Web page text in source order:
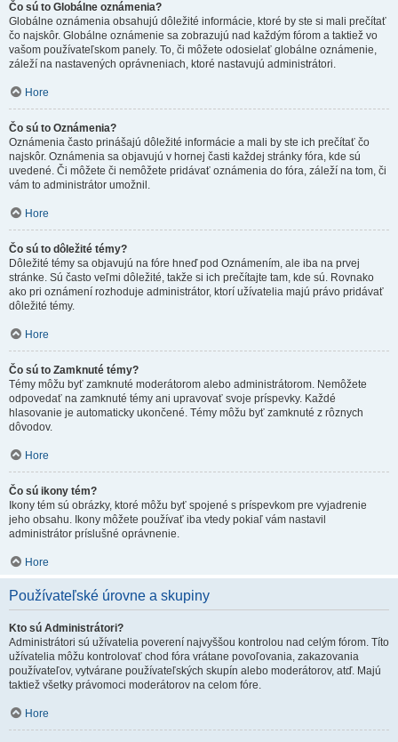
Čo sú to Globálne oznámenia?
Globálne oznámenia obsahujú dôležité informácie, ktoré by ste si mali prečítať
čo najskôr. Globálne oznámenie sa zobrazujú nad každým fórom a taktiež vo
vašom používateľskom panely. To, či môžete odosielať globálne oznámenie,
záleží na nastavených oprávneniach, ktoré nastavujú administrátori.
Hore
Čo sú to Oznámenia?
Oznámenia často prinášajú dôležité informácie a mali by ste ich prečítať čo
najskôr. Oznámenia sa objavujú v hornej časti každej stránky fóra, kde sú
uvedené. Či môžete či nemôžete pridávať oznámenia do fóra, záleží na tom, či
vám to administrátor umožnil.
Hore
Čo sú to dôležité témy?
Dôležité témy sa objavujú na fóre hneď pod Oznámením, ale iba na prvej
stránke. Sú často veľmi dôležité, takže si ich prečítajte tam, kde sú. Rovnako
ako pri oznámení rozhoduje administrátor, ktorí užívatelia majú právo pridávať
dôležité témy.
Hore
Čo sú to Zamknuté témy?
Témy môžu byť zamknuté moderátorom alebo administrátorom. Nemôžete
odpovedať na zamknuté témy ani upravovať svoje príspevky. Každé
hlasovanie je automaticky ukončené. Témy môžu byť zamknuté z rôznych
dôvodov.
Hore
Čo sú ikony tém?
Ikony tém sú obrázky, ktoré môžu byť spojené s príspevkom pre vyjadrenie
jeho obsahu. Ikony môžete používať iba vtedy pokiaľ vám nastavil
administrátor príslušné oprávnenie.
Hore
Používateľské úrovne a skupiny
Kto sú Administrátori?
Administrátori sú užívatelia poverení najvyššou kontrolou nad celým fórom. Títo
užívatelia môžu kontrolovať chod fóra vrátane povoľovania, zakazovania
používateľov, vytvárane používateľských skupín alebo moderátorov, atď. Majú
taktiež všetky právomoci moderátorov na celom fóre.
Hore